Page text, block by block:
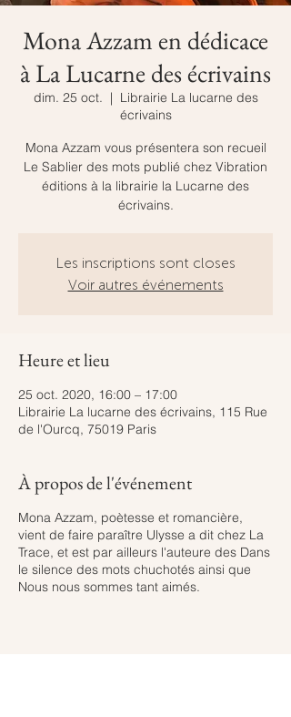
Mona Azzam en dédicace
à La Lucarne des écrivains
dim. 25 oct.
  |
Librairie La lucarne des
écrivains
Mona Azzam vous présentera son recueil
Le Sablier des mots publié chez Vibration
éditions à la librairie la Lucarne des
écrivains.
Les inscriptions sont closes
Voir autres événements
Heure et lieu
25 oct. 2020, 16:00 – 17:00
Librairie La lucarne des écrivains, 115 Rue
de l'Ourcq, 75019 Paris
À propos de l'événement
Mona Azzam, poètesse et romancière,
vient de faire paraître Ulysse a dit chez La
Trace, et est par ailleurs l'auteure des Dans
le silence des mots chuchotés ainsi que
Nous nous sommes tant aimés.